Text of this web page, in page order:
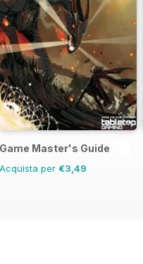
Game Master's Guide
Acquista per €3,49